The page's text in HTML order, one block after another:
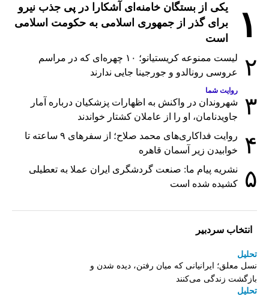
۱
یکی از بستگان خامنه‌ای آشکارا در پی جذب نیرو
برای گذر از جمهوری اسلامی به حکومت اسلامی
است
۲
لیست ممنوعه کریستیانو؛ ۱۰ چهره‌ای که در مراسم
عروسی رونالدو و جورجینا جایی ندارند
۳
روایت شما
شهروندان در واکنش به اظهارات پزشکیان درباره آمار
جاویدنامان، او را از عاملان کشتار خواندند
۴
روایت فداکاری‌های محمد صلاح؛ از سفرهای ۹ ساعته تا
خوابیدن زیر آسمان قاهره
۵
نشریه پیام ما: صنعت گردشگری ایران عملا به تعطیلی
کشیده شده است
انتخاب سردبیر
تحلیل
نسل معلق؛ ایرانیانی که میان رفتن، دیده شدن و
بازگشت زندگی می‌کنند
تحلیل